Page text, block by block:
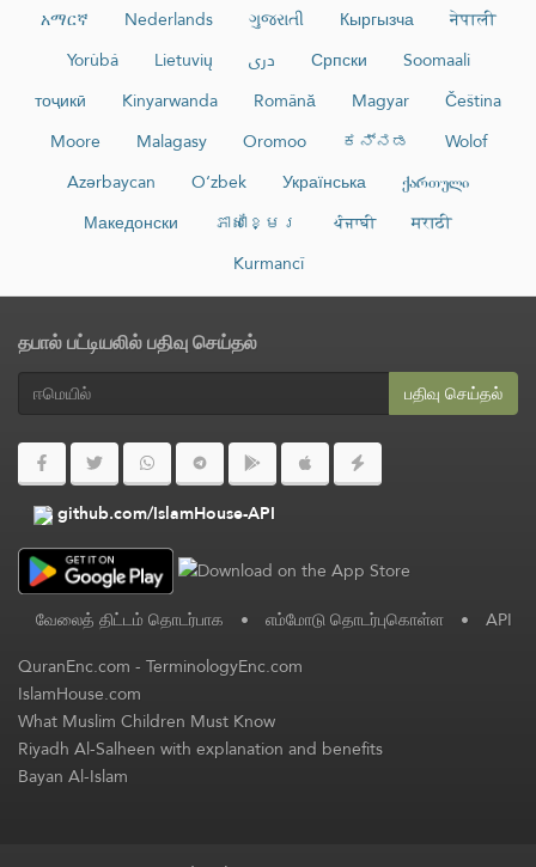
አማርኛ
Nederlands ગુજરાતી Кыргызча
नेपाली
Yorùbá
Lietuvių دری Српски
Soomaali
тоҷикӣ
Kinyarwanda Română Magyar
Čeština
Moore
Malagasy Oromoo ಕನ್ನಡ
Wolof
Azərbaycan
O‘zbek Українська
ქართული
Македонски
ភាសាខ្មែរ ਪੰਜਾਬੀ
मराठी
Kurmancî
தபால் பட்டியலில் பதிவு செய்தல்
பதிவு செய்தல்
github.com/IslamHouse-API
வேலைத் திட்டம் தொடர்பாக • எம்மோடு தொடர்புகொள்ள • API
QuranEnc.com-TerminologyEnc.com
IslamHouse.com
What Muslim Children Must Know
Riyadh Al-Salheen with explanation and benefits
Bayan Al-Islam